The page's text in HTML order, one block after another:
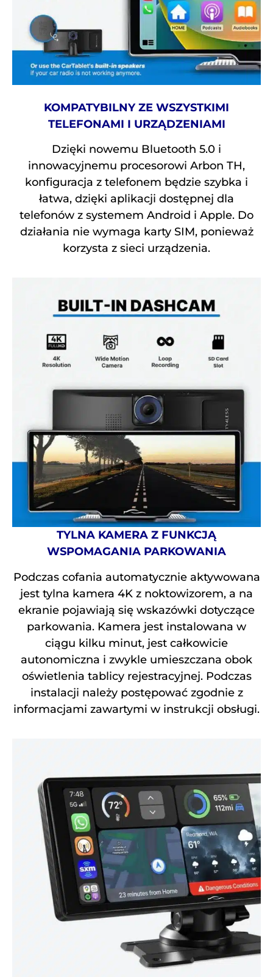
KOMPATYBILNY ZE WSZYSTKIMI
TELEFONAMI I URZĄDZENIAMI
Dzięki nowemu Bluetooth 5.0 i
innowacyjnemu procesorowi Arbon TH,
konfiguracja z telefonem będzie szybka i
łatwa, dzięki aplikacji dostępnej dla
telefonów z systemem Android i Apple. Do
działania nie wymaga karty SIM, ponieważ
korzysta z sieci urządzenia.
TYLNA KAMERA Z FUNKCJĄ
WSPOMAGANIA PARKOWANIA
Podczas cofania automatycznie aktywowana
jest tylna kamera 4K z noktowizorem, a na
ekranie pojawiają się wskazówki dotyczące
parkowania. Kamera jest instalowana w
ciągu kilku minut, jest całkowicie
autonomiczna i zwykle umieszczana obok
oświetlenia tablicy rejestracyjnej. Podczas
instalacji należy postępować zgodnie z
informacjami zawartymi w instrukcji obsługi.